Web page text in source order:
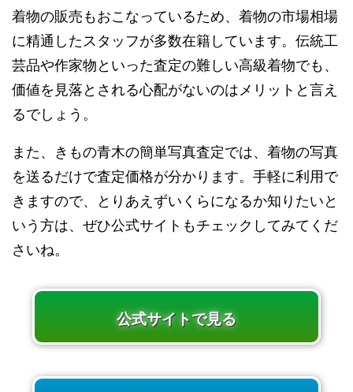
着物の販売もおこなっているため、着物の市場相場
に精通したスタッフが多数在籍しています。伝統工
芸品や作家物といった査定の難しい高級着物でも、
価値を見落とされる心配がないのはメリットと言え
るでしょう。
また、きもの青木の簡単写真査定では、着物の写真
を送るだけで査定価格が分かります。手軽に利用で
きますので、とりあえずいくらになるか知りたいと
いう方は、ぜひ公式サイトもチェックしてみてくだ
さいね。
公式サイトで見る